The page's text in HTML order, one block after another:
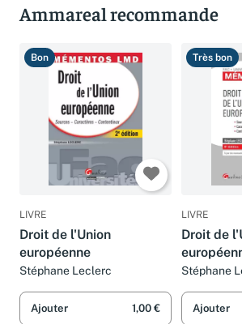
Ammareal recommande
Bon
LIVRE
Droit de l'Union
européenne
Stéphane Leclerc
Ajouter 1,00 €
Très bon
LIVRE
Droit de
Stéphane
Ajouter